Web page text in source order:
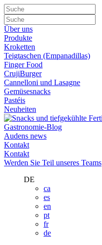
Über uns
Produkte
Kroketten
Teigtaschen (Empanadillas)
Finger Food
CrujiBurger
Cannelloni und Lasagne
Gemüsesnacks
Pastéis
Neuheiten
Gastronomie-Blog
Audens news
Kontakt
Kontakt
Werden Sie Teil unseres Teams
DE
ca
es
en
pt
fr
de